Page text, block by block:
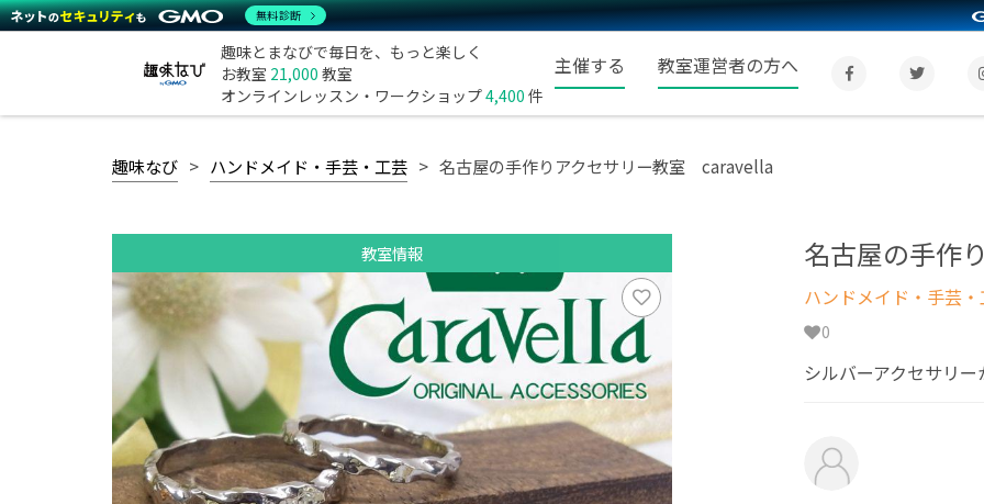
趣味とまなびで毎日を、もっと楽しく
お教室 21,000 教室
オンラインレッスン・ワークショップ4,400 件
主催する 教室運営者の方へ
趣味なび ハンドメイド・手芸・工芸 名古屋の手作りアクセサリー教室 caravella
教室情報 名古屋の手作
ハンドメイド・手芸
0
シルバーアクセサリ
無料診断